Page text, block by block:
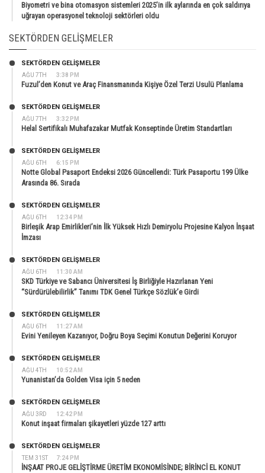
Biyometri ve bina otomasyon sistemleri 2025’in ilk aylarında en çok saldırıya
uğrayan operasyonel teknoloji sektörleri oldu
SEKTÖRDEN GELIŞMELER
AĞU 7TH 3:38 PM
SEKTÖRDEN GELIŞMELER
Fuzul’den Konut ve Araç Finansmanında Kişiye Özel Terzi Usulü Planlama
AĞU 7TH 3:32 PM
SEKTÖRDEN GELIŞMELER
Helal Sertifikalı Muhafazakar Mutfak Konseptinde Üretim Standartları
AĞU 6TH 6:15 PM
SEKTÖRDEN GELIŞMELER
Notte Global Pasaport Endeksi 2026 Güncellendi: Türk Pasaportu 199 Ülke
Arasında 86. Sırada
AĞU 6TH 12:34 PM
SEKTÖRDEN GELIŞMELER
Birleşik Arap Emirlikleri’nin İlk Yüksek Hızlı Demiryolu Projesine Kalyon İnşaat
İmzası
AĞU 6TH 11:30 AM
SEKTÖRDEN GELIŞMELER
SKD Türkiye ve Sabancı Üniversitesi İş Birliğiyle Hazırlanan Yeni
“Sürdürülebilirlik” Tanımı TDK Genel Türkçe Sözlük’e Girdi
AĞU 6TH 11:27 AM
SEKTÖRDEN GELIŞMELER
Evini Yenileyen Kazanıyor, Doğru Boya Seçimi Konutun Değerini Koruyor
AĞU 4TH 10:52 AM
SEKTÖRDEN GELIŞMELER
Yunanistan’da Golden Visa için 5 neden
AĞU 3RD 12:42 PM
SEKTÖRDEN GELIŞMELER
Konut inşaat firmaları şikayetleri yüzde 127 arttı
TEM 31ST 7:24 PM
SEKTÖRDEN GELIŞMELER
İNŞAAT PROJE GELİŞTİRME ÜRETİM EKONOMİSİNDE; BİRİNCİ EL KONUT